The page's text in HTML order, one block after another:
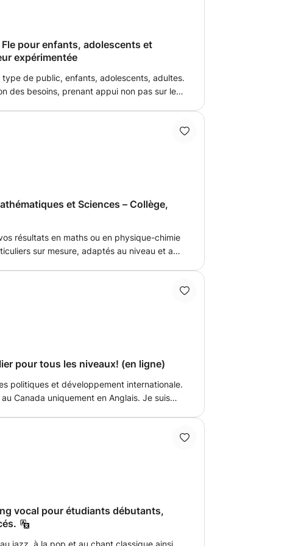
pour enfants, adolescents et
expérimentée
de public, enfants, adolescents, adultes.
des besoins, prenant appui non pas sur les
orthographe, expression écrite ou orale.
Cours donnés également en entreprise à des adultes.
et Sciences – Collège,
résultats en maths ou en physique-chimie
sur mesure, adaptés au niveau et aux
pour tous les niveaux! (en ligne)
politiques et développement internationale.
Canada uniquement en Anglais. Je suis
américaine.
vocal pour étudiants débutants,
jazz, à la pop et au chant classique ainsi